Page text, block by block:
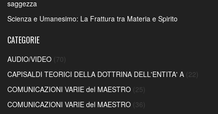
saggezza
Scienza e Umanesimo: La Frattura tra Materia e Spirito
CATEGORIE
AUDIO/VIDEO (70)
CAPISALDI TEORICI DELLA DOTTRINA DELL'ENTITA' A (22)
COMUNICAZIONI VARIE del MAESTRO (25)
COMUNICAZIONI VARIE del MAESTRO (36)